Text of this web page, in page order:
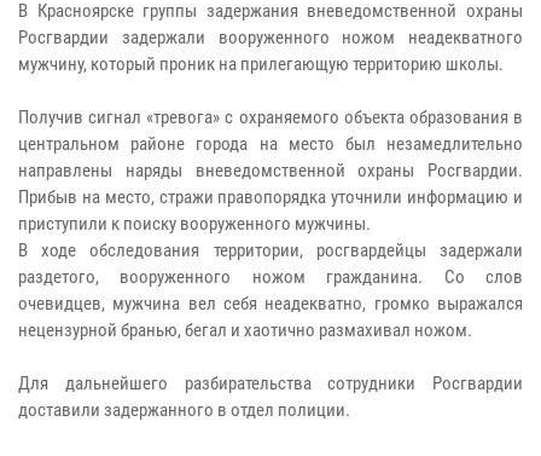
В Красноярске группы задержания вневедомственной охраны
Росгвардии задержали вооруженного ножом неадекватного
мужчину, который проник на прилегающую территорию школы.
Получив сигнал «тревога» с охраняемого объекта образования в
центральном районе города на место был незамедлительно
направлены наряды вневедомственной охраны Росгвардии.
Прибыв на место, стражи правопорядка уточнили информацию и
приступили к поиску вооруженного мужчины.
В ходе обследования территории, росгвардейцы задержали
раздетого, вооруженного ножом гражданина. Со слов
очевидцев, мужчина вел себя неадекватно, громко выражался
нецензурной бранью, бегал и хаотично размахивал ножом.
Для дальнейшего разбирательства сотрудники Росгвардии
доставили задержанного в отдел полиции.